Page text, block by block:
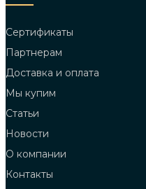
Сертификаты
Партнерам
Доставка и оплата
Мы купим
Статьи
Новости
О компании
Контакты